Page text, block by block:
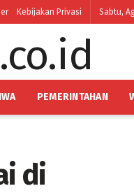
Kebijakan Privasi Sabtu,
PEMERINTAHAN
di